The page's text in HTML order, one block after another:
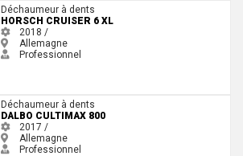
Déchaumeur à dents
HORSCH CRUISER 6 XL
2018 /
Allemagne
Professionnel
Déchaumeur à dents
DALBO CULTIMAX 800
2017 /
Allemagne
Professionnel